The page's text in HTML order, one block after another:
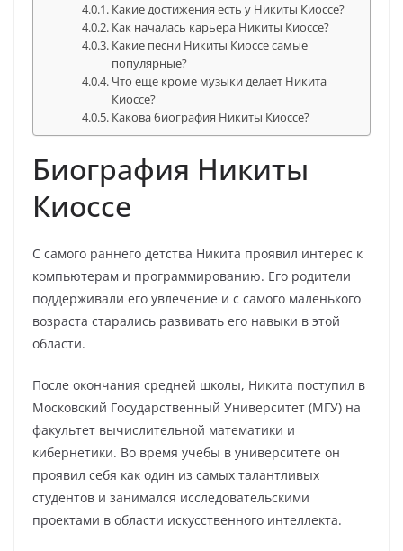
Какие достижения есть у Никиты Киоссе?
Как началась карьера Никиты Киоссе?
Какие песни Никиты Киоссе самые
популярные?
Что еще кроме музыки делает Никита
Киоссе?
Какова биография Никиты Киоссе?
Биография Никиты
Киоссе
С самого раннего детства Никита проявил интерес к
компьютерам и программированию. Его родители
поддерживали его увлечение и с самого маленького
возраста старались развивать его навыки в этой
области.
После окончания средней школы, Никита поступил в
Московский Государственный Университет (МГУ) на
факультет вычислительной математики и
кибернетики. Во время учебы в университете он
проявил себя как один из самых талантливых
студентов и занимался исследовательскими
проектами в области искусственного интеллекта.